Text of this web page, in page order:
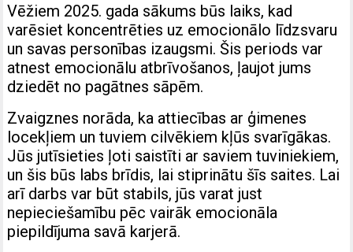
Vēžiem 2025. gada sākums būs laiks, kad
varēsiet koncentrēties uz emocionālo līdzsvaru
un savas personības izaugsmi. Šis periods var
atnest emocionālu atbrīvošanos, ļaujot jums
dziedēt no pagātnes sāpēm.
Zvaigznes norāda, ka attiecības ar ģimenes
locekļiem un tuviem cilvēkiem kļūs svarīgākas.
Jūs jutīsieties ļoti saistīti ar saviem tuviniekiem,
un šis būs labs brīdis, lai stiprinātu šīs saites. Lai
arī darbs var būt stabils, jūs varat just
nepieciešamību pēc vairāk emocionāla
piepildījuma savā karjerā.